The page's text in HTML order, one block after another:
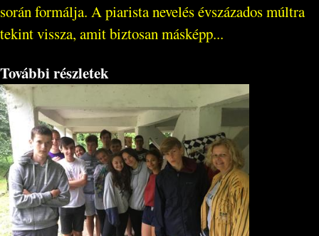
során formálja. A piarista nevelés évszázados múltra
tekint vissza, amit biztosan másképp...
További részletek